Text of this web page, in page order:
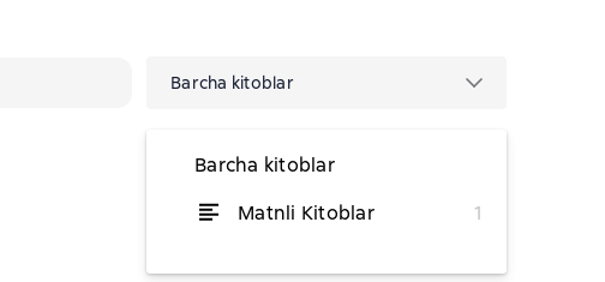
Barcha kitoblar
Barcha kitoblar
Matnli Kitoblar
1
dan 11 361,31 soʻm